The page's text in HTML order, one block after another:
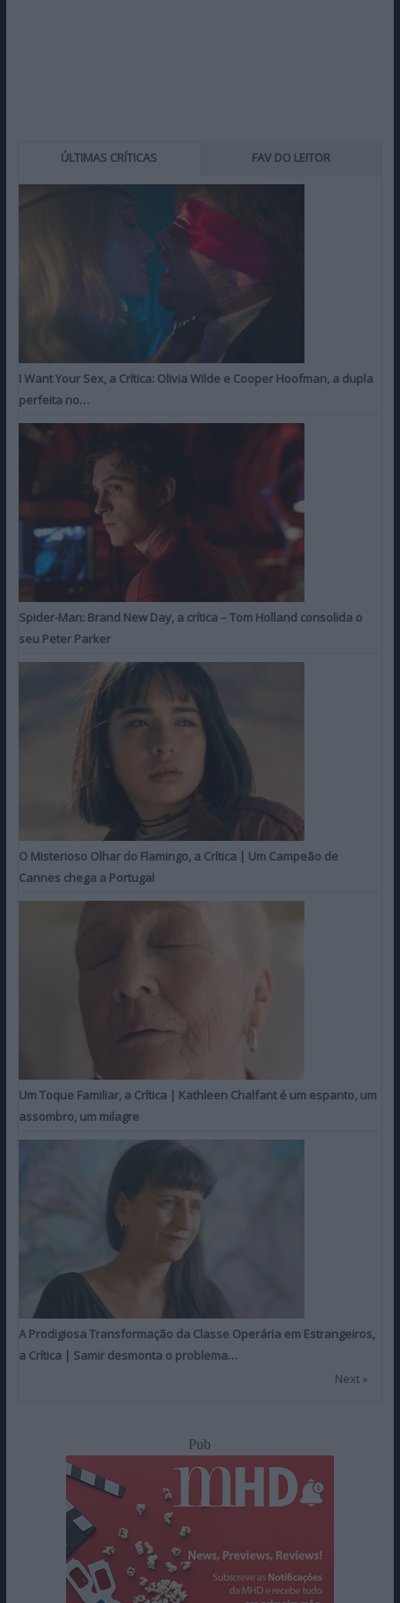
ÚLTIMAS CRÍTICAS FAV DO LEITOR
I Want Your Sex, a Crítica: Olivia Wilde e Cooper Hoofman, a dupla
perfeita no…
Spider-Man: Brand New Day, a crítica – Tom Holland consolida o
seu Peter Parker
O Misterioso Olhar do Flamingo, a Crítica | Um Campeão de
Cannes chega a Portugal
Um Toque Familiar, a Crítica | Kathleen Chalfant é um espanto, um
assombro, um milagre
A Prodigiosa Transformação da Classe Operária em Estrangeiros,
a Crítica | Samir desmonta o problema…
Next »
Pub